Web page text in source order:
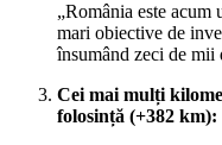
„România este acum
mari obiective de
însumând zeci de mii
Cei mai mulți
folosință (+382 km):